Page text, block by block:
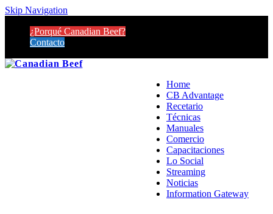
Skip Navigation
¿Porqué Canadian Beef?
Contacto
Home
CB Advantage
Recetario
Técnicas
Manuales
Comercio
Capacitaciones
Lo Social
Streaming
Noticias
Information Gateway